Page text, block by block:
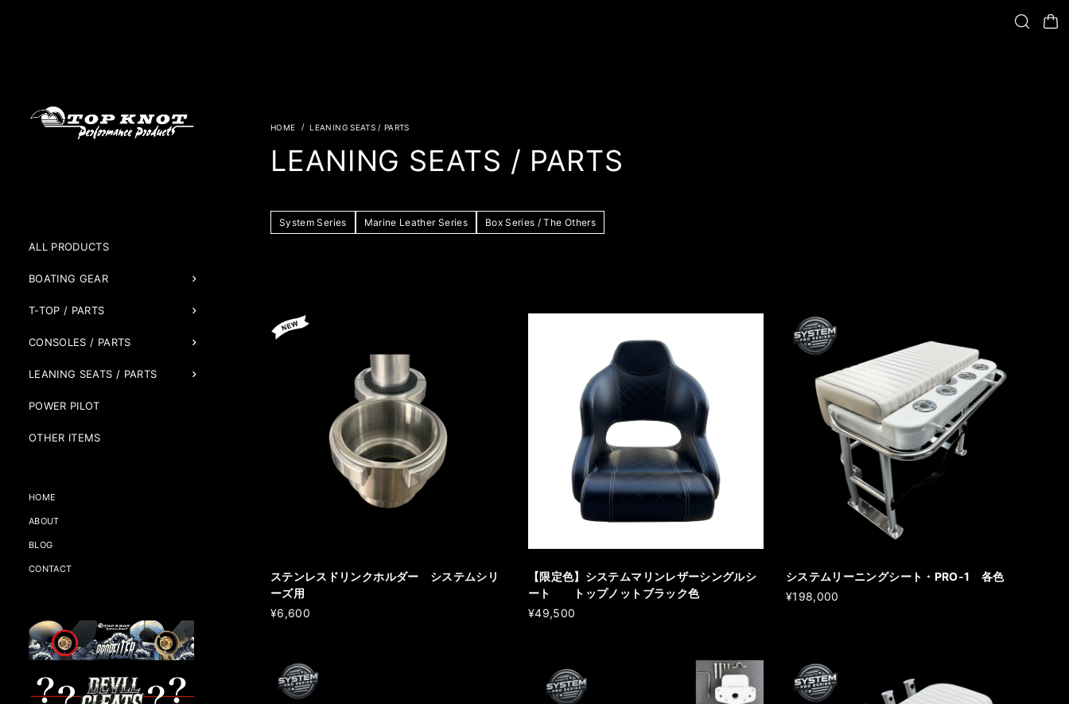
ALL PRODUCTS
BOATING GEAR
T-TOP / PARTS
CONSOLES / PARTS
LEANING SEATS / PARTS
POWER PILOT
OTHER ITEMS
HOME
ABOUT
BLOG
CONTACT
LEANING SEATS / PARTS
LEANING SEATS / PARTS
System Series Marine Leather Series Box Series / The Others
ステンレスドリンクホルダー システムシリ
ーズ用
¥6,600
【限定色】システムマリンレザーシングルシ
ート トップノットブラック色
¥49,500
システムリーニングシート・PRO-1 各色
¥198,000